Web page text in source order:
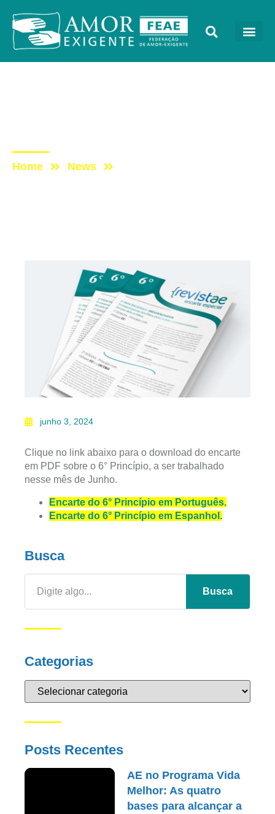
Home News
junho 3, 2024
Clique no link abaixo para o download do encarte
em PDF sobre o 6° Princípio, a ser trabalhado
nesse mês de Junho.
Encarte do 6° Princípio em Português.
Encarte do 6° Princípio em Espanhol.
Busca
Busca
Categorias
Posts Recentes
AE no Programa Vida
Melhor: As quatro
bases para alcançar a